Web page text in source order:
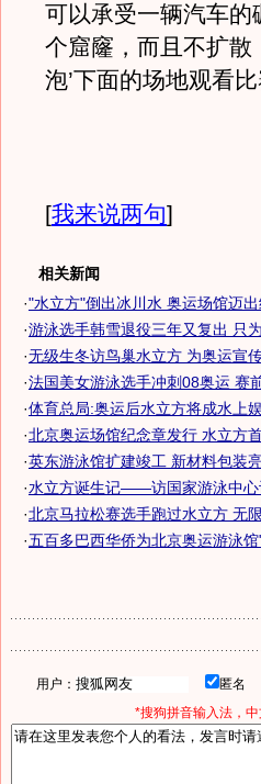
可以承受一辆汽车
个窟窿，而且不扩散
泡’下面的场地观看比
[我来说两句]
相关新闻
·"水立方"倒出冰川水 奥运场馆迈
·游泳选手韩雪退役三年又复出 只
·无级生冬访鸟巢水立方 为奥运宣传
·法国美女游泳选手冲刺08奥运 赛
·体育总局:奥运后水立方将成水上
·北京奥运场馆纪念章发行 水立方
·英东游泳馆扩建竣工 新材料包装亮
·水立方诞生记——访国家游泳中心
·北京马拉松赛选手跑过水立方 无限
·五百多巴西华侨为北京奥运游泳馆
用户： 匿名
*搜狗拼音输入法，